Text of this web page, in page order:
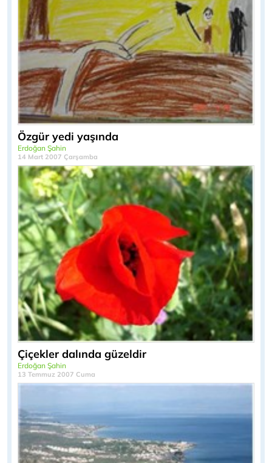
Özgür yedi yaşında
Erdoğan Şahin
14 Mart 2007 Çarşamba
Çiçekler dalında güzeldir
Erdoğan Şahin
13 Temmuz 2007 Cuma